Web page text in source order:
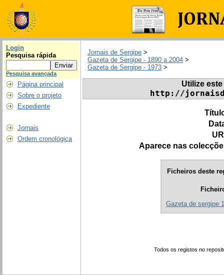
Login
Pesquisa rápida
Pesquisa avançada
Página principal
Sobre o projeto
Expediente
Jornais
Ordem cronológica
Jornais de Sergipe >
Gazeta de Sergipe - 1890 a 2004 >
Gazeta de Sergipe - 1973 >
Utilize
http://
Aparece nas
Ficheiros deste
Gazeta de sergipe
Todos os registos no